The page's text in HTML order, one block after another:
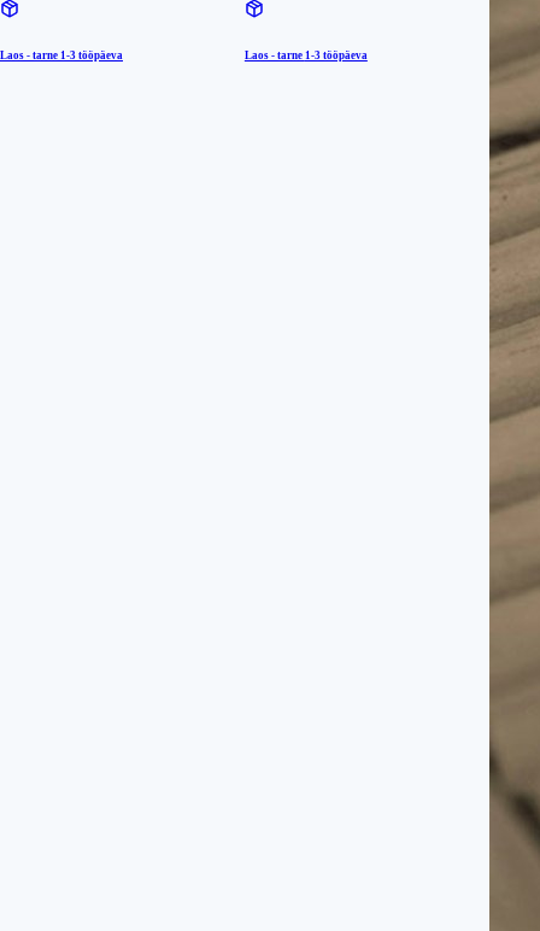
Laos - tarne 1-3 tööpäeva Laos - tarne 1-3 tööpäeva